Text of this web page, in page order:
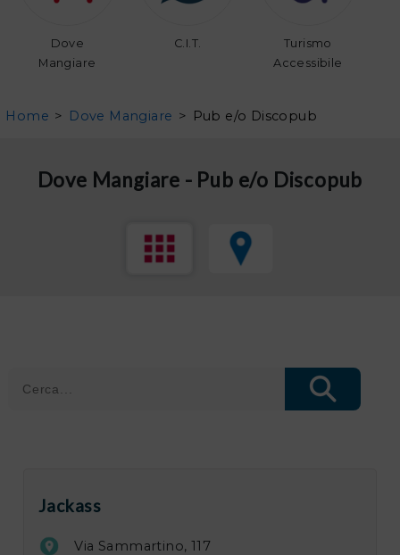
Dove
Mangiare
C.I.T.
Turismo
Accessibile
Home > Dove Mangiare > Pub e/o Discopub
Dove Mangiare - Pub e/o Discopub
Jackass
Via Sammartino, 117